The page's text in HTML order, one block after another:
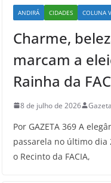
ANDIRÁ CIDADES COLUNA
Charme,
marcam a
Rainha da
8 de julho de 2026
Por GAZETA 369 A
passarela no último
o Recinto da FACIA,